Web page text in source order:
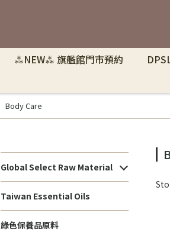
⁂NEW⁂ 旗艦館門市預約
Body Care
Global Select Raw Material
Taiwan Essential Oils
綠色保養品原料